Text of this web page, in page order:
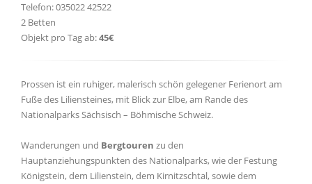
Telefon: 035022 42522
2 Betten
Objekt pro Tag ab:45€
Prossen ist ein ruhiger, malerisch schön gelegener Ferienort am
Fuße des Liliensteines, mit Blick zur Elbe, am Rande des
Nationalparks Sächsisch – Böhmische Schweiz.
Wanderungen und Bergtouren zu den
Hauptanziehungspunkten des Nationalparks, wie der Festung
Königstein, dem Lilienstein, dem Kirnitzschtal, sowie dem